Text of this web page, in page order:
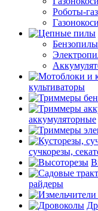
Роботы-
Бензопилы
культиваторы
аккумуляторные
сучкорезы,
райдеры